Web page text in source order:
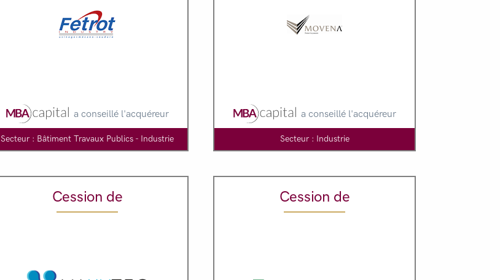
a conseillé l'acquéreur
Secteur : Bâtiment Travaux Publics - Industrie
a conseillé l'acquéreur
Secteur : Industrie
Cession de Cession de